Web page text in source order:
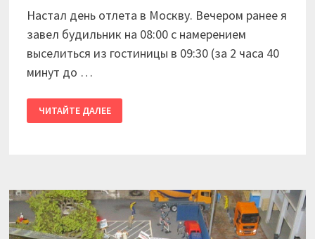
Настал день отлета в Москву. Вечером ранее я
завел будильник на 08:00 с намерением
выселиться из гостиницы в 09:30 (за 2 часа 40
минут до …
2016
/
КАЛИНИНГРАД
ЧИТАЙТЕ ДАЛЕЕ